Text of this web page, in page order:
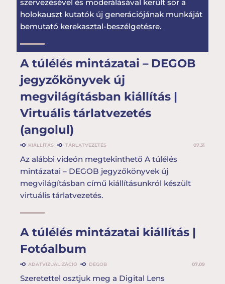
szervezésével és moderálásával került sor a
holokauszt kutatók új generációjának munkáját
bemutató kerekasztal-beszélgetésre.
A túlélés mintázatai – DEGOB
jegyzőkönyvek új
megvilágításban kiállítás |
Virtuális tárlatvezetés
(angolul)
KIÁLLÍTÁS TÁRLATVEZETÉS 07.31
Az alábbi videón megtekinthető A túlélés
mintázatai – DEGOB jegyzőkönyvek új
megvilágításban című kiállításunkról készült
virtuális tárlatvezetés.
A túlélés mintázatai kiállítás |
Fotóalbum
ADATVIZUALIZÁCIÓ DEGOB 07.09
Szeretettel osztjuk meg a Digital Lens